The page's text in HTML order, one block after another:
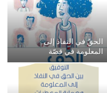
الحقّ في النفاذ إلى
المعلومة في قصّة